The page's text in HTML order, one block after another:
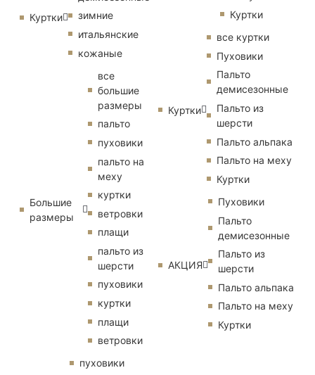
Куртки
зимние
итальянские
кожаные
Большие
размеры
все
большие
размеры
пальто
пуховики
пальто на
меху
куртки
ветровки
плащи
пальто из
шерсти
пуховики
куртки
плащи
ветровки
пуховики
Куртки
Куртки
все куртки
Пуховики
Пальто
демисезонные
Пальто из
шерсти
Пальто альпака
Пальто на меху
Куртки
АКЦИЯ
Пуховики
Пальто
демисезонные
Пальто из
шерсти
Пальто альпака
Пальто на меху
Куртки